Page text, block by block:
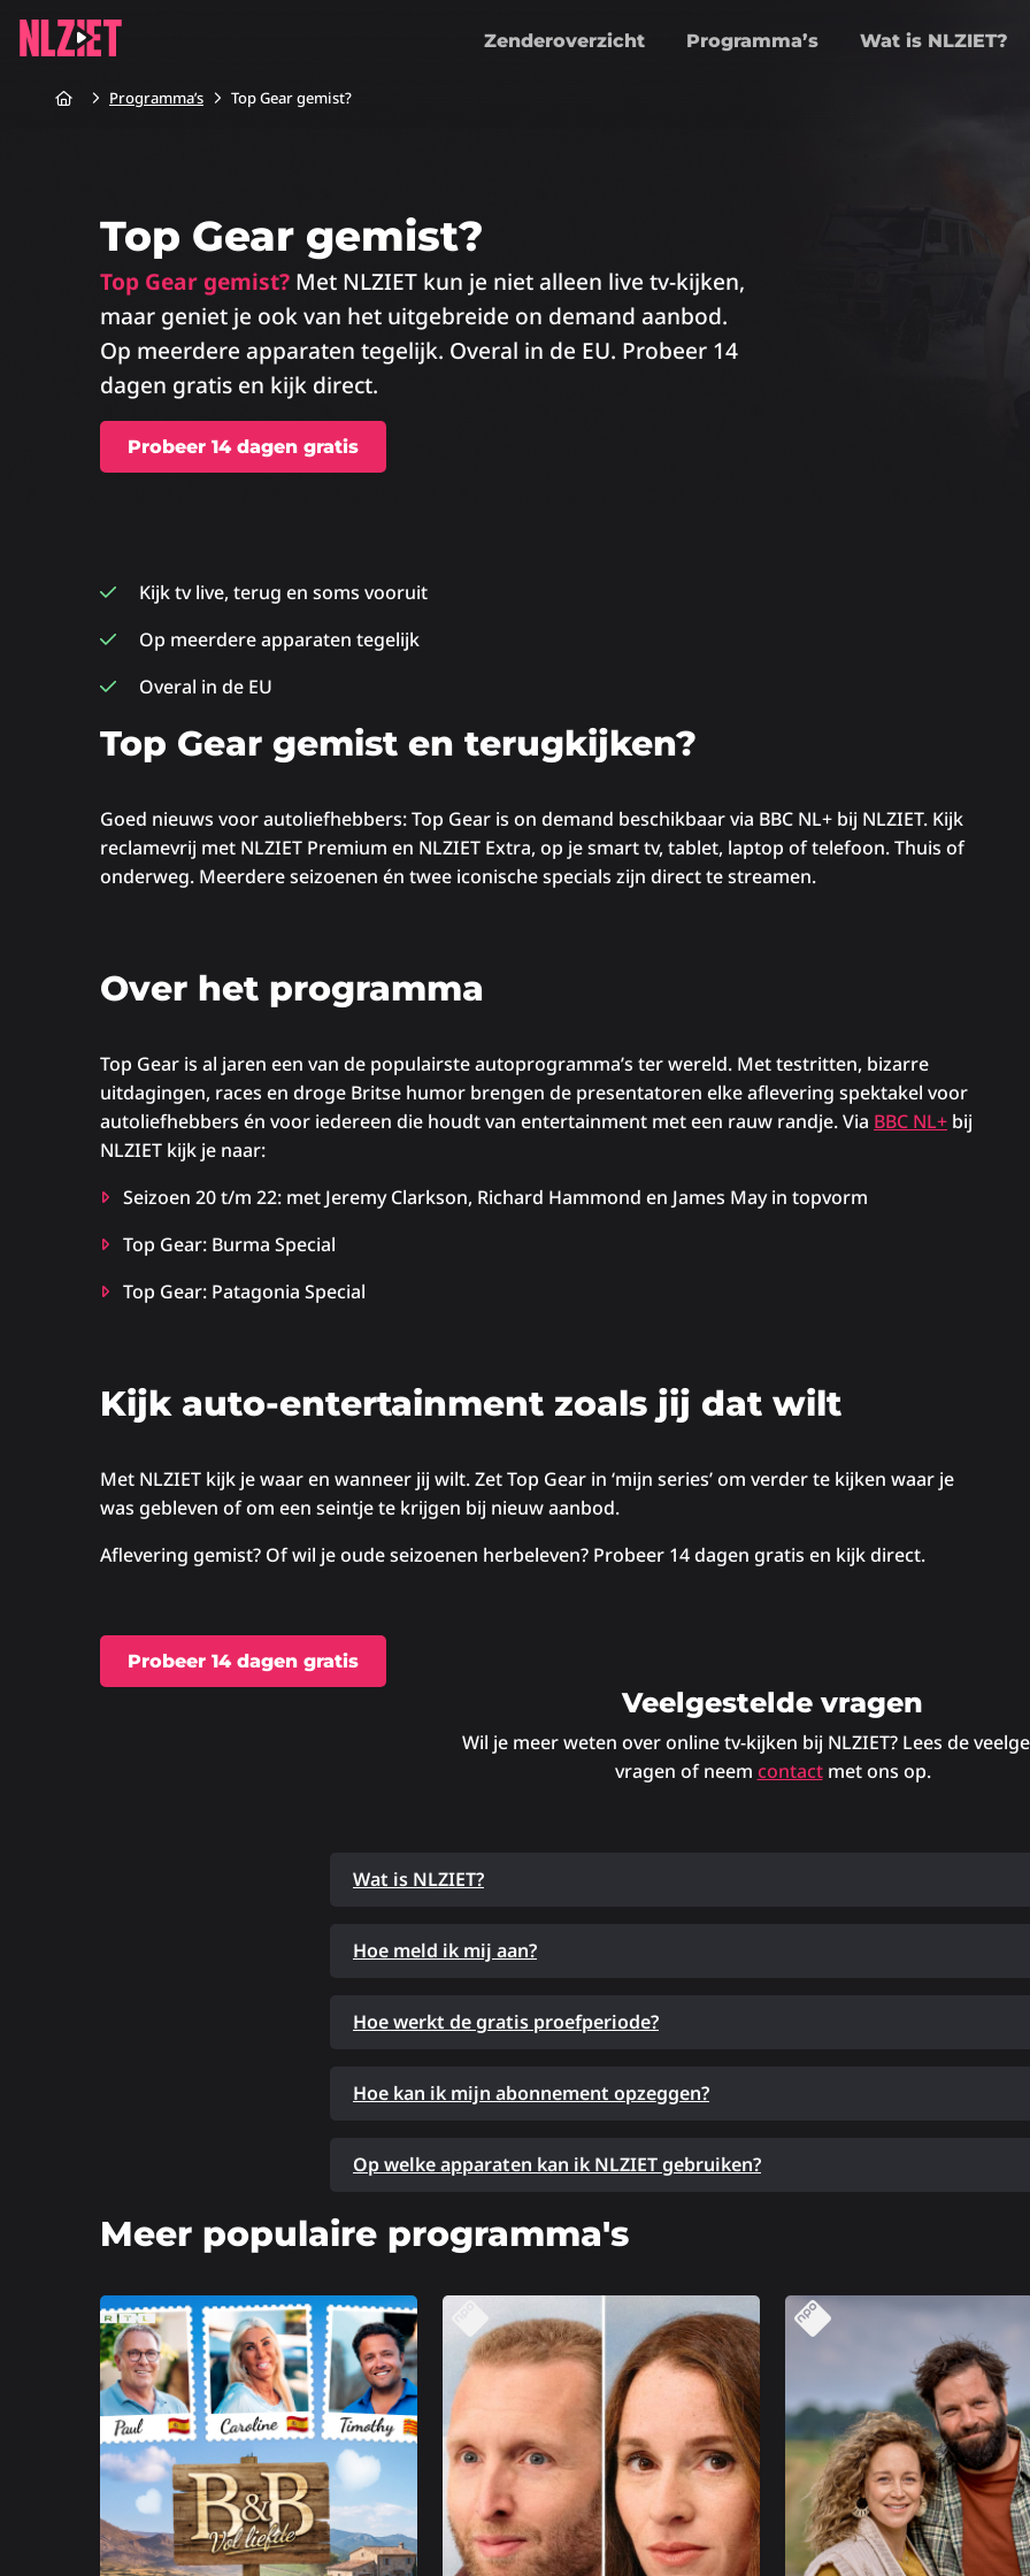
Zenderoverzicht Programma’s Wat is NLZIET?
HomeProgramma’s Top Gear gemist?
Top Gear gemist?
Top Gear gemist? Met NLZIET kun je niet alleen live tv-kijken,
maar geniet je ook van het uitgebreide on demand aanbod.
Op meerdere apparaten tegelijk. Overal in de EU. Probeer 14
dagen gratis en kijk direct.
Probeer 14 dagen gratis
Kijk tv live, terug en soms vooruit
Op meerdere apparaten tegelijk
Overal in de EU
Top Gear gemist en terugkijken?
Goed nieuws voor autoliefhebbers: Top Gear is on demand beschikbaar via BBC NL+ bij NLZIET. Kijk
reclamevrij met NLZIET Premium en NLZIET Extra, op je smart tv, tablet, laptop of telefoon. Thuis of
onderweg. Meerdere seizoenen én twee iconische specials zijn direct te streamen.
Over het programma
Top Gear is al jaren een van de populairste autoprogramma’s ter wereld. Met testritten, bizarre
uitdagingen, races en droge Britse humor brengen de presentatoren elke aflevering spektakel voor
autoliefhebbers én voor iedereen die houdt van entertainment met een rauw randje. Via BBC NL+ bij
NLZIET kijk je naar:
Seizoen 20 t/m 22: met Jeremy Clarkson, Richard Hammond en James May in topvorm
Top Gear: Burma Special
Top Gear: Patagonia Special
Kijk auto-entertainment zoals jij dat wilt
Met NLZIET kijk je waar en wanneer jij wilt. Zet Top Gear in ‘mijn series’ om verder te kijken waar je
was gebleven of om een seintje te krijgen bij nieuw aanbod.
Aflevering gemist? Of wil je oude seizoenen herbeleven? Probeer 14 dagen gratis en kijk direct.
Probeer 14 dagen gratis
Veelgestelde vragen
Wil je meer weten over online tv-kijken bij NLZIET? Lees de
vragen of neem contactmet ons op.
Wat is NLZIET?
Hoe meld ik mij aan?
Hoe werkt de gratis proefperiode?
Hoe kan ik mijn abonnement opzeggen?
Op welke apparaten kan ik NLZIET gebruiken?
Meer populaire programma's